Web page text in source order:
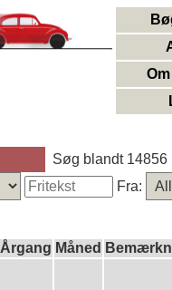
Søg blandt 14856
Fra:
Årgang Måned